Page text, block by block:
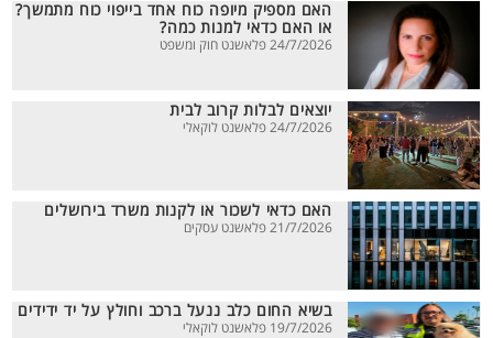
האם מספיק מיופה כוח אחד בייפוי כוח מתמשך?
או האם כדאי למנות כמה?
24/7/2026 פלאשנט חוק ומשפט
יוצאים לבלות קרוב לבית
24/7/2026 פלאשנט לוקאלי
האם כדאי לשכור או לקנות משרד בירושלים
21/7/2026 פלאשנט עסקים
בשיא החום כלב ננעל ברכב וחולץ על יד ידידים
19/7/2026 פלאשנט לוקאלי